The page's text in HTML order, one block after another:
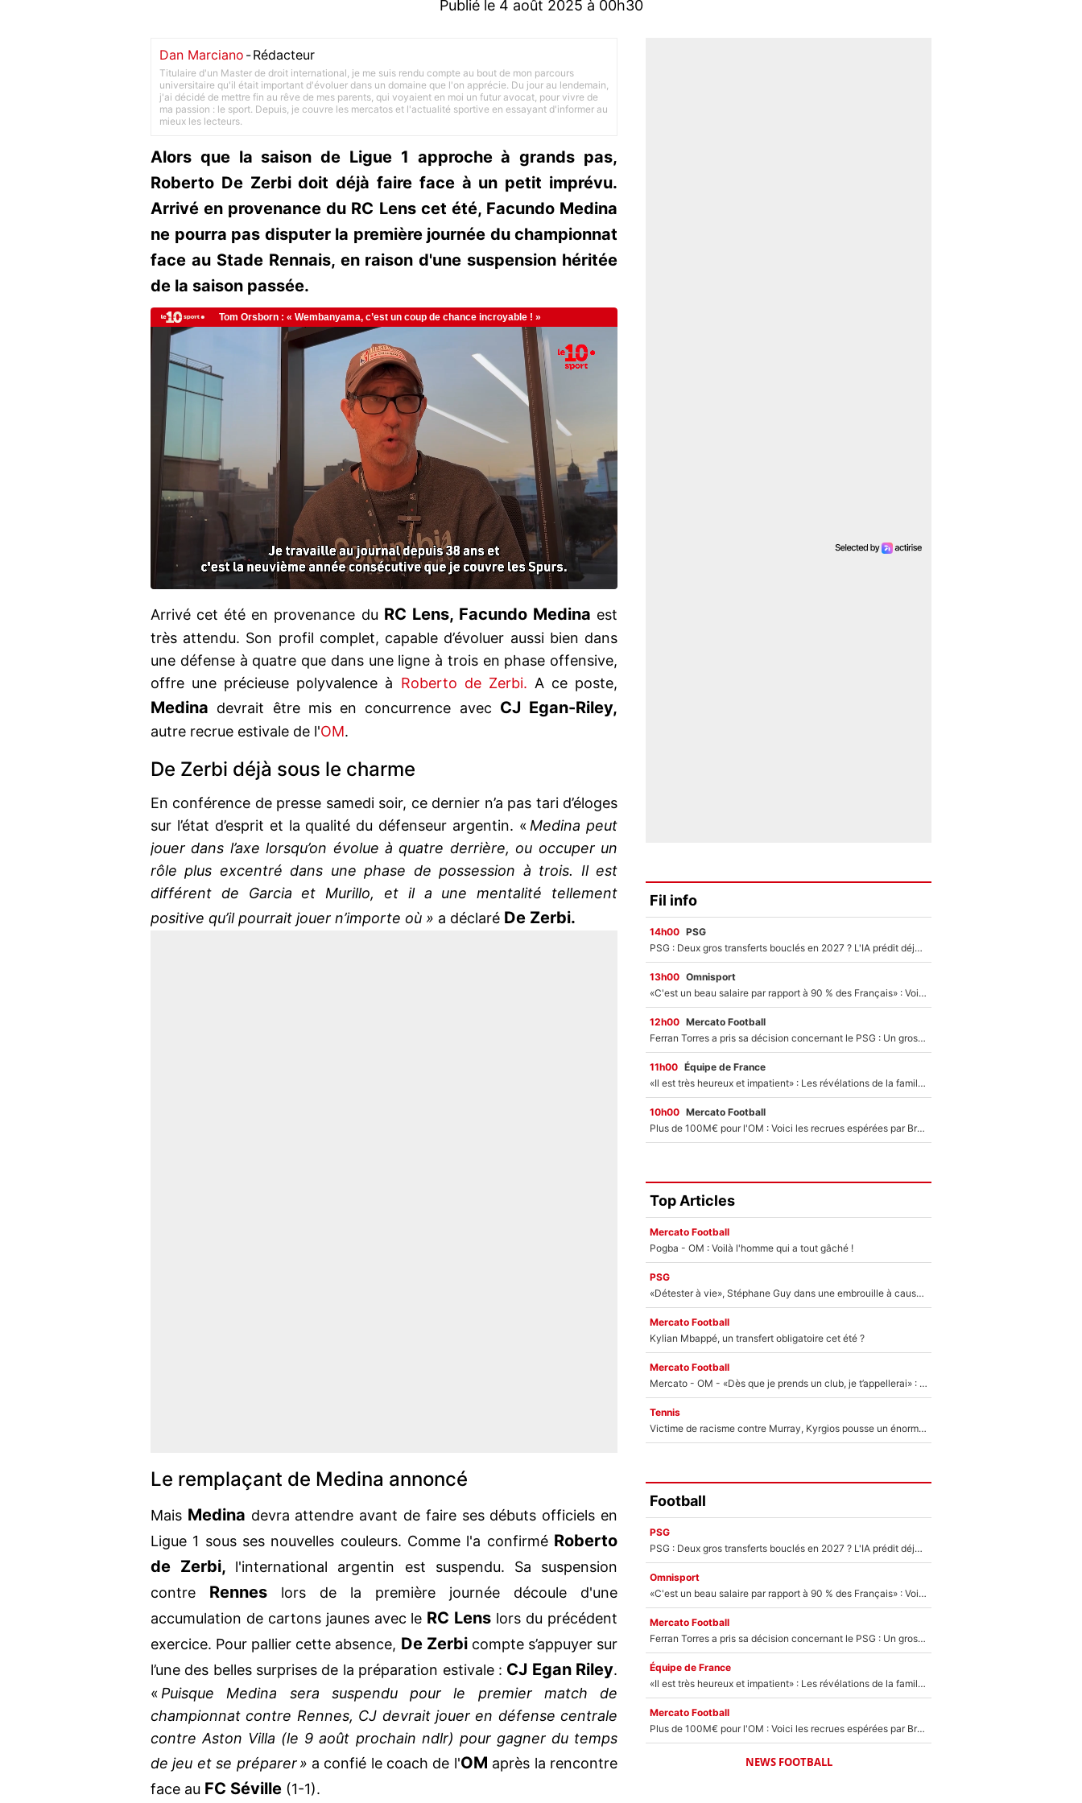
Publié le 4 août 2025 à 00h30
Dan Marciano -Rédacteur
Titulaire d'un Master de droit international, je me suis rendu compte au bout de mon parcours
universitaire qu'il était important d'évoluer dans un domaine que l'on apprécie. Du jour au lendemain,
j'ai décidé de mettre fin au rêve de mes parents, qui voyaient en moi un futur avocat, pour vivre de
ma passion : le sport. Depuis, je couvre les mercatos et l'actualité sportive en essayant d'informer au
mieux les lecteurs.
Alors que la saison de Ligue 1 approche à grands pas,
Roberto De Zerbi doit déjà faire face à un petit imprévu.
Arrivé en provenance du RC Lens cet été, Facundo Medina
ne pourra pas disputer la première journée du championnat
face au Stade Rennais, en raison d'une suspension héritée
de la saison passée.
Arrivé cet été en provenance du RC Lens, Facundo Medina est
très attendu. Son profil complet, capable d’évoluer aussi bien dans
une défense à quatre que dans une ligne à trois en phase offensive,
offre une précieuse polyvalence à Roberto de Zerbi. A ce poste,
Medina devrait être mis en concurrence avec CJ Egan-Riley,
autre recrue estivale de l'OM.
De Zerbi déjà sous le charme
En conférence de presse samedi soir, ce dernier n’a pas tari d’éloges
sur l’état d’esprit et la qualité du défenseur argentin. «Medina peut
jouer dans l’axe lorsqu’on évolue à quatre derrière, ou occuper un
rôle plus excentré dans une phase de possession à trois. Il est
différent de Garcia et Murillo, et il a une mentalité tellement
positive qu’il pourrait jouer n’importe où » a déclaré De Zerbi.
Le remplaçant de Medina annoncé
Mais Medina devra attendre avant de faire ses débuts officiels en
Ligue 1 sous ses nouvelles couleurs. Comme l'a confirmé Roberto
de Zerbi,
l'international argentin est suspendu. Sa suspension
contre Rennes
lors de la première journée découle d'une
accumulation de cartons jaunes avec le RC Lens lors du précédent
exercice. Pour pallier cette absence, De Zerbi compte s’appuyer sur
l’une des belles surprises de la préparation estivale : CJ Egan Riley.
«Puisque Medina sera suspendu pour le premier match de
championnat contre Rennes, CJ devrait jouer en défense centrale
contre Aston Villa (le 9 août prochain ndlr) pour gagner du temps
de jeu et se préparer » a confié le coach de l'OM après la rencontre
face au FC Séville (1-1).
Fil info
14h00 PSG
PSG : Deux gros transferts bouclés en 2027 ? L'IA prédit déjà les deux joueurs qui pourraient rejoindre Luis Enrique !
13h00 Omnisport
«C'est un beau salaire par rapport à 90 % des Français» : Voilà combien touchait Nelson Monfort sur France Télévisions avant de rejoindre CNews
12h00 Mercato Football
Ferran Torres a pris sa décision concernant le PSG : Un gros club étranger prêt à relancer le feuilleton pour la signature du champion du monde 2026 !
11h00 Équipe de France
«Il est très heureux et impatient» : Les révélations de la famille Zidane sur sa prise de pouvoir en équipe de France !
10h00 Mercato Football
Plus de 100M€ pour l'OM : Voici les recrues espérées par Bruno Genesio et Grégory Lorenzi après l’opération dégraissage
Top Articles
Mercato Football
Pogba - OM : Voilà l'homme qui a tout gâché !
PSG
«Détester à vie», Stéphane Guy dans une embrouille à cause du PSG !
Mercato Football
Kylian Mbappé, un transfert obligatoire cet été ?
Mercato Football
Mercato - OM - «Dès que je prends un club, je t’appellerai» : La promesse de Marcelino au moment de claquer la porte
Tennis
Victime de racisme contre Murray, Kyrgios pousse un énorme coup de gueule !
Football
PSG
PSG : Deux gros transferts bouclés en 2027 ? L'IA prédit déjà les deux joueurs qui pourraient rejoindre Luis Enrique !
Omnisport
«C'est un beau salaire par rapport à 90 % des Français» : Voilà combien touchait Nelson Monfort sur France Télévisions avant de rejoindre CNews
Mercato Football
Ferran Torres a pris sa décision concernant le PSG : Un gros club étranger prêt à relancer le feuilleton pour la signature du champion du monde 2026 !
Équipe de France
«Il est très heureux et impatient» : Les révélations de la famille Zidane sur sa prise de pouvoir en équipe de France !
Mercato Football
Plus de 100M€ pour l'OM : Voici les recrues espérées par Bruno Genesio et Grégory Lorenzi après l’opération dégraissage
NEWS FOOTBALL